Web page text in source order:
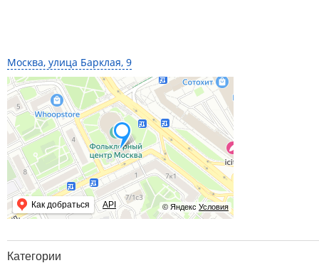
Москва, улица Барклая, 9
© Яндекс Условия
Как добраться API
Категории